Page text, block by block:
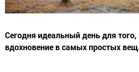
Сегодня идеальный день для
вдохновение в самых простых